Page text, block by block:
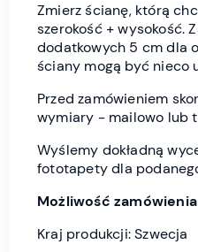
Zmierz ścianę, którą
szerokość + wysokość.
dodatkowych 5 cm dla
ściany mogą być nieco
Przed zamówieniem
wymiary - mailowo lub
Wyślemy dokładną
fototapety dla
Możliwość
Kraj produkcji: Szwecja